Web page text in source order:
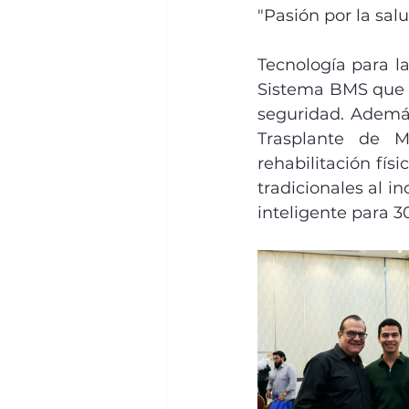
"Pasión por la
Tecnología para
Sistema BMS
seguridad.
Trasplante de
rehabilitación
tradicionales al
inteligente para